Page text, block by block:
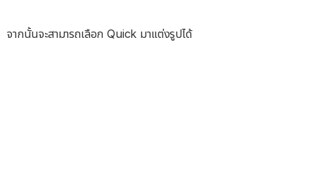
จากนั้นจะสามารถเลือก Quick มาแต่งรูปได้